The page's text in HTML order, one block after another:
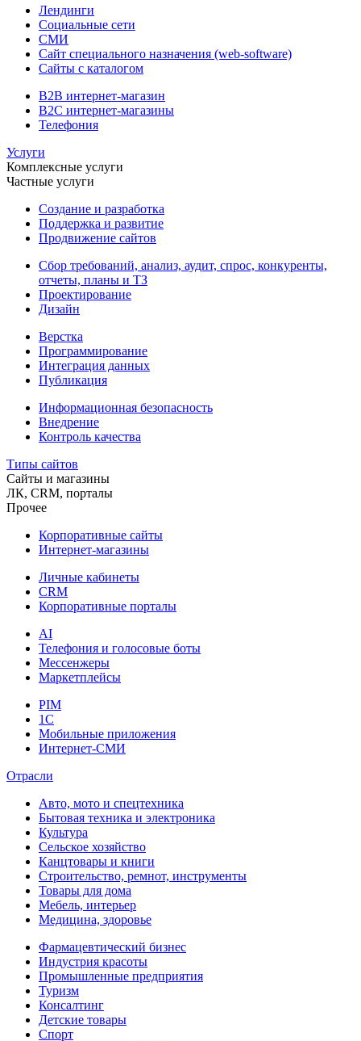
Лендинги
Социальные сети
СМИ
Сайт специального назначения (web-software)
Сайты с каталогом
B2B интернет-магазин
B2C интернет-магазины
Телефония
Услуги
Комплексные услуги
Частные услуги
Создание и разработка
Поддержка и развитие
Продвижение сайтов
Сбор требований, анализ, аудит, спрос, конкуренты,
отчеты, планы и ТЗ
Проектирование
Дизайн
Верстка
Программирование
Интеграция данных
Публикация
Информационная безопасность
Внедрение
Контроль качества
Типы сайтов
Сайты и магазины
ЛК, CRM, порталы
Прочее
Корпоративные сайты
Интернет-магазины
Личные кабинеты
CRM
Корпоративные порталы
AI
Телефония и голосовые боты
Мессенжеры
Маркетплейсы
PIM
1C
Мобильные приложения
Интернет-СМИ
Отрасли
Авто, мото и спецтехника
Бытовая техника и электроника
Культура
Сельское хозяйство
Канцтовары и книги
Строительство, ремнот, инструменты
Товары для дома
Мебель, интерьер
Медицина, здоровье
Фармацевтический бизнес
Индустрия красоты
Промышленные предприятия
Туризм
Консалтинг
Детские товары
Спорт